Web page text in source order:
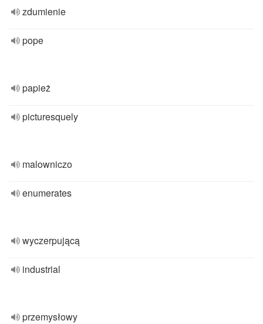
zdumienie
pope
papież
picturesquely
malowniczo
enumerates
wyczerpującą
industrial
przemysłowy